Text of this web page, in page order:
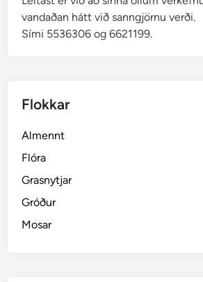
vandaðan hátt við sanngjörnu verði.
Sími 5536306 og 6621199.
Flokkar
Almennt
Flóra
Grasnytjar
Gróður
Mosar